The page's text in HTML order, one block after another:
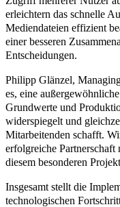
erleichtern das schnelle
Mediendateien effizient
einer besseren
Entscheidungen.
Philipp Glänzel,
es, eine
Grundwerte und
widerspiegelt und
Mitarbeitenden schafft.
erfolgreiche
diesem besonderen
Insgesamt stellt die
technologischen